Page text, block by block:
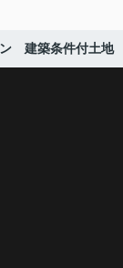
建築条件付土地